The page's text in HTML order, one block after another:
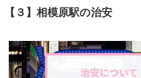
【３】相模原駅の治安